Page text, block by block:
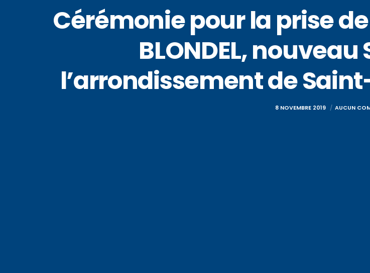
Cérémonie pour la prise
BLONDEL,
l’arrondissement de
8 NOVEMBRE 2019 AUCUN